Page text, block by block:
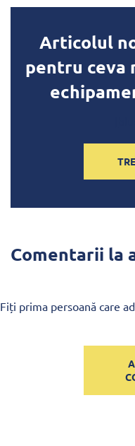
Articolul
pentru ceva
Comentarii la
Fiți prima persoană care